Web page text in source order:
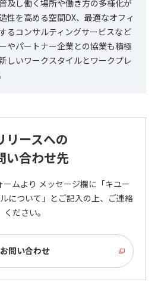
及し働く場所や働き方の多様化が
性を高める空間DX、最適なオフィ
るコンサルティングサービスなど
やパートナー企業との協業も積極
しいワークスタイルとワークプレ
リースへの
い合わせ先
ムより メッセージ欄に「キユー
について」とご記入の上、ご連絡
ください。
お問い合わせ